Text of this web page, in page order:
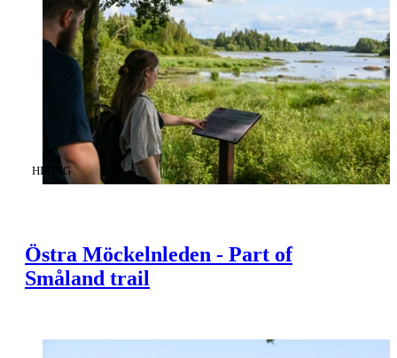
Östra Möckelnleden - Part of
Småland trail
CATEGORY:
HIKING